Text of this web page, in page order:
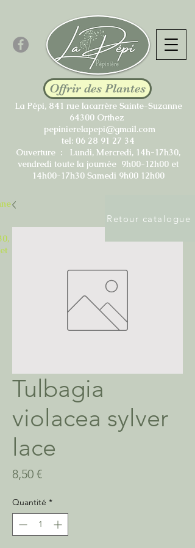
Offrir des Plantes
La Pépi, 841 rue lacarrère Sainte-Suzanne
64300 Orthez
pepinierelapepi@gmail.com
tel: 06 28 91 27 34
Ouverture : Lundi, Mercredi, 14h-17h30,
vendredi toute la journée 9h00-12h00 et
14h00-17h30 Samedi 9h00 12h00
Tulbagia
violacea sylver
lace
8,50 €Prix
Quantité *
Retour catalogue